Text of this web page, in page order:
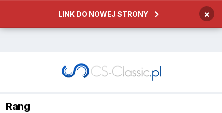
LINK DO NOWEJ STRONY ×
Rang